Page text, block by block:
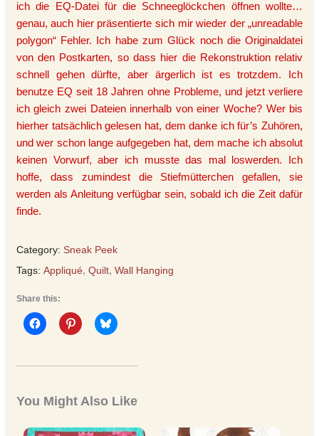
ich die EQ-Datei für die Schneeglöckchen öffnen wollte…
genau, auch hier präsentierte sich mir wieder der „unreadable
polygon“ Fehler. Ich habe zum Glück noch die Originaldatei
von den Postkarten, so dass hier die Rekonstruktion relativ
schnell gehen dürfte, aber ärgerlich ist es trotzdem. Ich
benutze EQ seit 18 Jahren ohne Probleme, und jetzt verliere
ich gleich zwei Dateien innerhalb von einer Woche? Wer bis
hierher tatsächlich gelesen hat, dem danke ich für’s Zuhören,
und wer schon lange aufgegeben hat, dem mache ich absolut
keinen Vorwurf, aber ich musste das mal loswerden. Ich
hoffe, dass zumindest die Stiefmütterchen gefallen, sie
werden als Anleitung verfügbar sein, sobald ich die Zeit dafür
finde.
Category: Sneak Peek
Tags: Appliqué, Quilt, Wall Hanging
Share this:
You Might Also Like